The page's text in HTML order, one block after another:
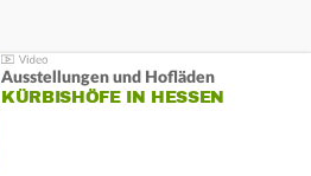
Ausstellungen und Hofläden
KÜRBISHÖFE IN HESSEN